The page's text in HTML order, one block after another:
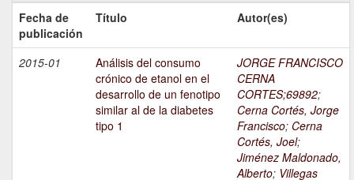
Fecha de
publicación
Título Autor(es)
2015-01
Análisis del consumo
crónico de etanol en el
desarrollo de un fenotipo
similar al de la diabetes
tipo 1
JORGE FRANCISCO
CERNA
CORTES;69892;
Cerna Cortés, Jorge
Francisco; Cerna
Cortés, Joel;
Jiménez Maldonado,
Alberto; Villegas